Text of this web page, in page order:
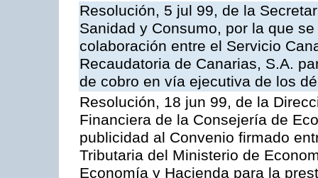
Resolución, 5 jul 99, de la
Sanidad y Consumo, por la que
colaboración entre el Servicio
Recaudatoria de Canarias, S.A.
de cobro en vía ejecutiva de los
Resolución, 18 jun 99, de la
Financiera de la Consejería de
publicidad al Convenio firmado
Tributaria del Ministerio de
Economía y Hacienda para la